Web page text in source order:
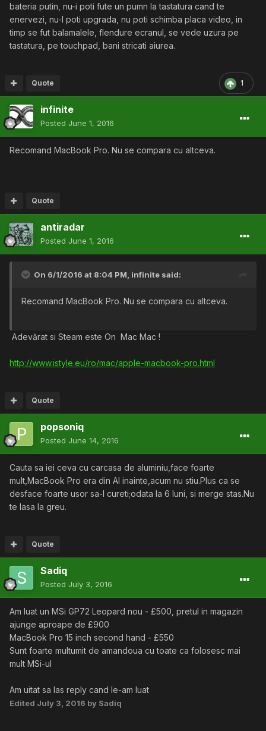
bateria putin, nu-i poti fute un pumn la tastatura cand te
enervezi, nu-l poti upgrada, nu poti schimba placa video, in
timp se fut balamalele, flendure ecranul, se vede uzura pe
tastatura, pe touchpad, bani stricati aiurea.
1
Quote
infinite
Posted June 1, 2016
Recomand MacBook Pro. Nu se compara cu altceva.
Quote
antiradar
Posted June 1, 2016
On 6/1/2016 at 8:04 PM, infinite said:
Recomand MacBook Pro. Nu se compara cu altceva.
Adevărat si Steam este On Mac Mac !
http://www.istyle.eu/ro/mac/apple-macbook-pro.html
Quote
popsoniq
Posted June 14, 2016
Cauta sa iei ceva cu carcasa de aluminiu,face foarte
mult,MacBook Pro era din Al inainte,acum nu stiu.Plus ca se
desface foarte usor sa-l cureti;odata la 6 luni, si merge stas.Nu
te lasa la greu.
Quote
Sadiq
Posted July 3, 2016
Am luat un MSi GP72 Leopard nou - £500, pretul in magazin
ajunge aproape de £900
MacBook Pro 15 inch second hand - £550
Sunt foarte multumit de amandoua cu toate ca folosesc mai
mult MSi-ul
Am uitat sa las reply cand le-am luat
Edited July 3, 2016 by Sadiq